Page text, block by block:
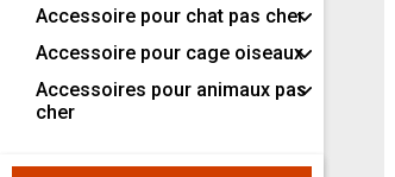
Accessoire pour chat pas cher
Accessoire pour cage oiseaux
Accessoires pour animaux pas
cher